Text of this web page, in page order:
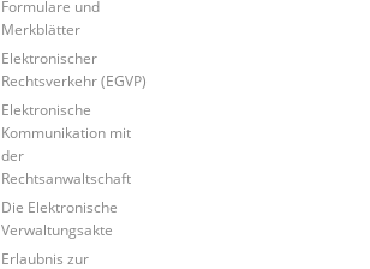
Formulare und
Merkblätter
Elektronischer
Rechtsverkehr (EGVP)
Elektronische
Kommunikation mit
der
Rechtsanwaltschaft
Die Elektronische
Verwaltungsakte
Erlaubnis zur